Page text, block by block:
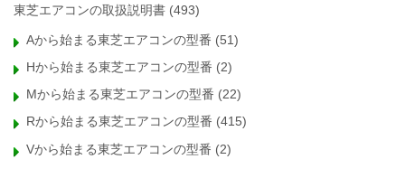
東芝エアコンの取扱説明書 (493)
Aから始まる東芝エアコンの型番 (51)
Hから始まる東芝エアコンの型番 (2)
Mから始まる東芝エアコンの型番 (22)
Rから始まる東芝エアコンの型番 (415)
Vから始まる東芝エアコンの型番 (2)